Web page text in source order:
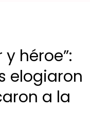
héroe”:
elogiaron
a la